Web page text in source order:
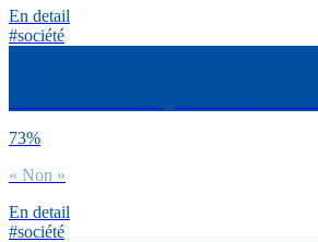
En detail
#société
73%
« Non »
En detail
#société